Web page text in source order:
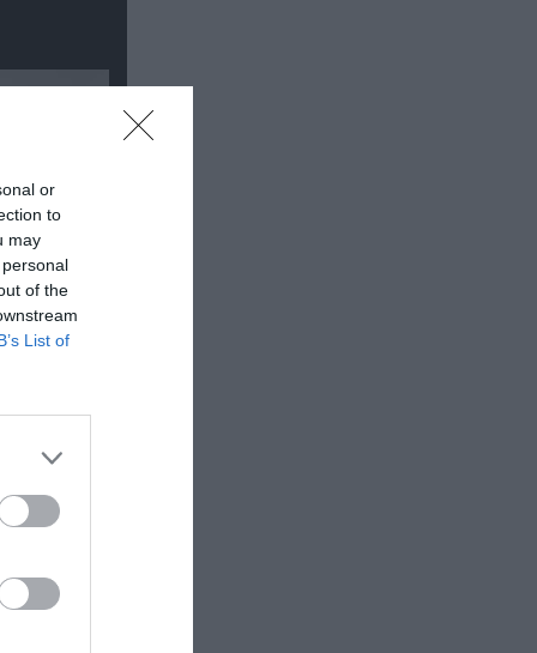
or
to
may
of the
List of